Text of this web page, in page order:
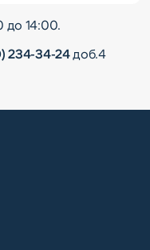
до 14:00.
234-34-24доб.4